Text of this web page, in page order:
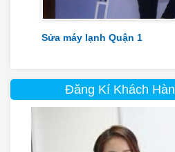
Sửa máy lạnh Quận 1
Đăng Kí Khách